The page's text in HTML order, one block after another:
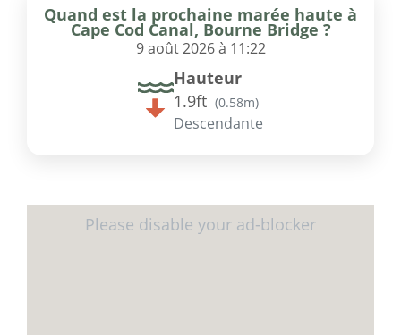
Quand est la prochaine marée haute à
Cape Cod Canal, Bourne Bridge ?
9 août 2026 à 11:22
Hauteur
1.9ft (0.58m)
Descendante